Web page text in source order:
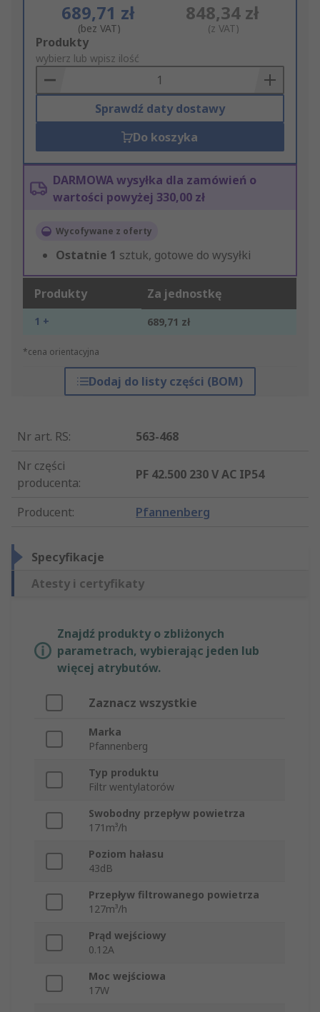
689,71 zł
(bez VAT)
848,34 zł
(z VAT)
Add
to
Basket
Produkty
wybierz lub wpisz ilość
Sprawdź daty dostawy
Do koszyka
DARMOWA wysyłka dla zamówień o
wartości powyżej 330,00 zł
Wycofywane z oferty
Ostatnie 1 sztuk, gotowe do wysyłki
Produkty Za jednostkę
1 + 689,71 zł
*cena orientacyjna
Dodaj do listy części (BOM)
Nr art. RS:
563-468
Nr części
producenta:
PF 42.500 230 V AC IP54
Producent: Pfannenberg
Specyfikacje
Atesty i certyfikaty
Znajdź produkty o zbliżonych
parametrach, wybierając jeden lub
więcej atrybutów.
Zaznacz wszystkie
Marka
Pfannenberg
Typ produktu
Filtr wentylatorów
Swobodny przepływ powietrza
171m³/h
Poziom hałasu
43dB
Przepływ filtrowanego powietrza
127m³/h
Prąd wejściowy
0.12A
Moc wejściowa
17W